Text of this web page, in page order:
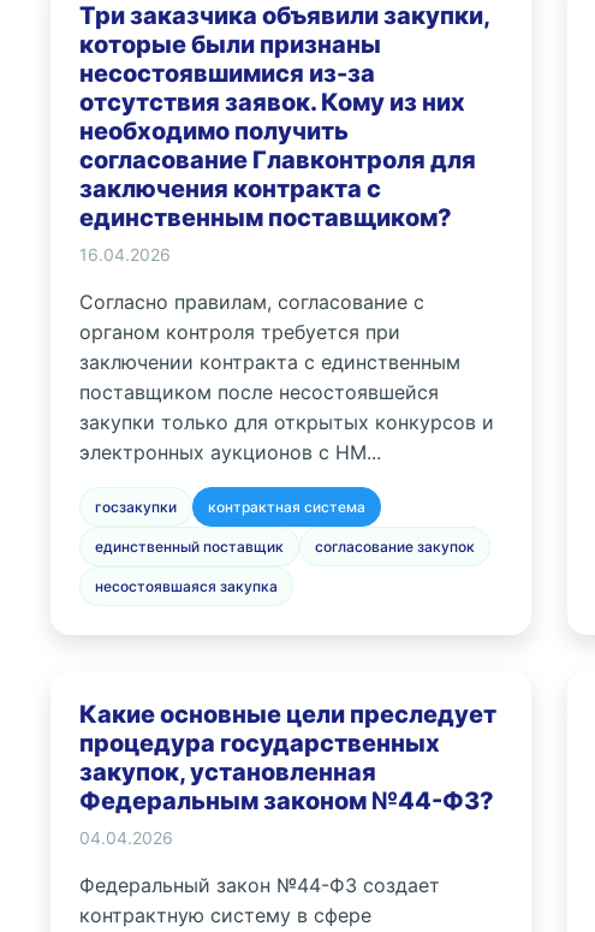
Три заказчика объявили закупки,
которые были признаны
несостоявшимися из-за
отсутствия заявок. Кому из них
необходимо получить
согласование Главконтроля для
заключения контракта с
единственным поставщиком?
16.04.2026
Согласно правилам, согласование с
органом контроля требуется при
заключении контракта с единственным
поставщиком после несостоявшейся
закупки только для открытых конкурсов и
электронных аукционов с НМ...
госзакупки контрактная система
единственный поставщик согласование закупок
несостоявшаяся закупка
Какие основные цели преследует
процедура государственных
закупок, установленная
Федеральным законом №44-ФЗ?
04.04.2026
Федеральный закон №44-ФЗ создает
контрактную систему в сфере